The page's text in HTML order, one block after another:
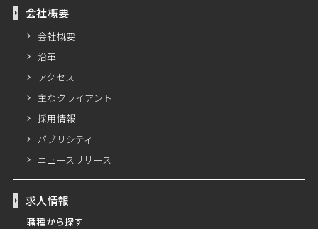
会社概要
会社概要
沿革
アクセス
主なクライアント
採用情報
パブリシティ
ニュースリリース
求人情報
職種から探す